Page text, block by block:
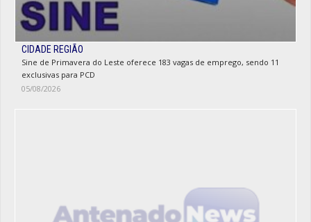
CIDADE REGIÃO
Sine de Primavera do Leste oferece 183 vagas de emprego, sendo 11
exclusivas para PCD
05/08/2026